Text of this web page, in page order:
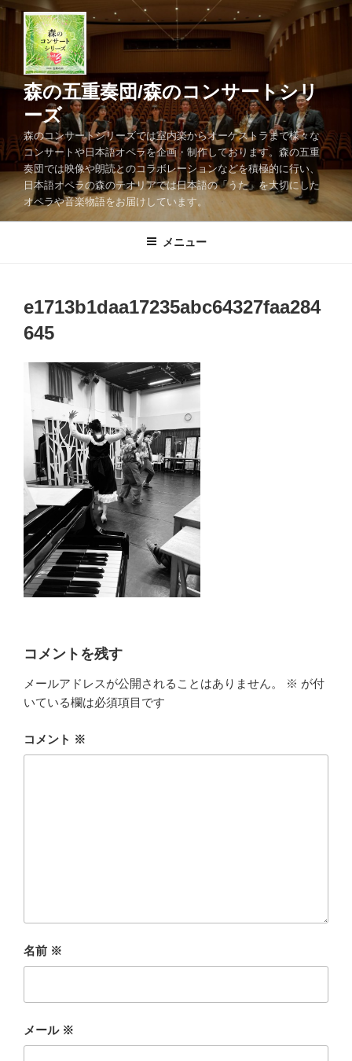
コ
ツ
キ
ッ
プ
森の五重奏団/森のコンサートシリ
ーズ
森のコンサートシリーズでは室内楽からオーケストラまで様々な
コンサートや日本語オペラを企画・制作しております。森の五重
奏団では映像や朗読とのコラボレーションなどを積極的に行い、
日本語オペラの森のテオリアでは日本語の「うた」を大切にした
オペラや音楽物語をお届けしています。
メニュー
e1713b1daa17235abc64327faa284
645
コメントを残す
メールアドレスが公開されることはありません。 ※ が付
いている欄は必須項目です
コメント ※
名前 ※
メール ※